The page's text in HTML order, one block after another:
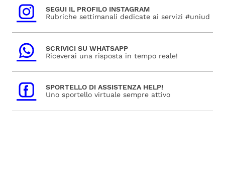
SEGUI IL PROFILO INSTAGRAM
Rubriche settimanali dedicate ai servizi #uniud
SCRIVICI SU WHATSAPP
Riceverai una risposta in tempo reale!
SPORTELLO DI ASSISTENZA HELP!
Uno sportello virtuale sempre attivo